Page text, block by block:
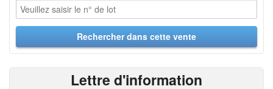
Lettre d'information